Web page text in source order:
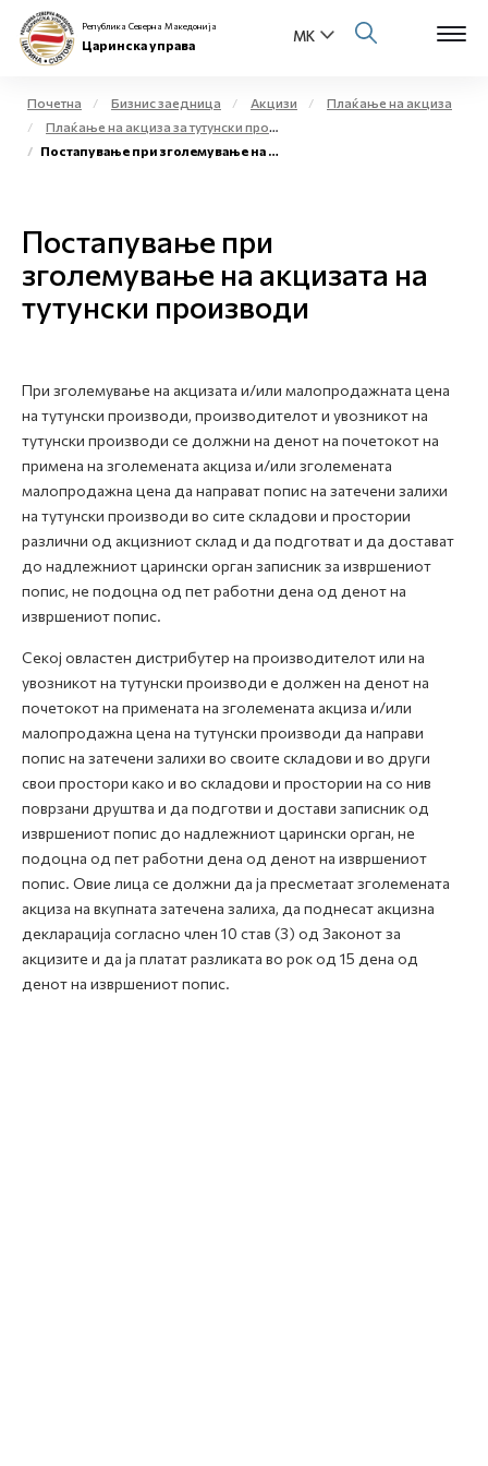
За нас
Бизнис заедница
Е-Царина
Е-Весник
Република Северна Македонија
Царинска управа
Почетна Бизнис заедница Акцизи
Плаќање на акциза
Плаќање на акциза за тутунски производи
Постапување при зголемување на акцизата на тутунски производи
Постапување при
зголемување на акцизата на
тутунски производи
При зголемување на акцизата и/или малопродажната цена
на тутунски производи, производителот и увозникот на
тутунски производи се должни на денот на почетокот на
примена на зголемената акциза и/или зголемената
малопродажна цена да направат попис на затечени залихи
на тутунски производи во сите складови и простории
различни од акцизниот склад и да подготват и да достават
до надлежниот царински орган записник за извршениот
попис, не подоцна од пет работни дена од денот на
извршениот попис.
Секој овластен дистрибутер на производителот или на
увозникот на тутунски производи е должен на денот на
почетокот на примената на зголемената акциза и/или
малопродажна цена на тутунски производи да направи
попис на затечени залихи во своите складови и во други
свои простори како и во складови и простории на со нив
поврзани друштва и да подготви и достави записник од
извршениот попис до надлежниот царински орган, не
подоцна од пет работни дена од денот на извршениот
попис. Овие лица се должни да ја пресметаат зголемената
акциза на вкупната затечена залиха, да поднесат акцизна
декларација согласно член 10 став (3) од Законот за
акцизите и да ја платат разликата во рок од 15 дена од
денот на извршениот попис.